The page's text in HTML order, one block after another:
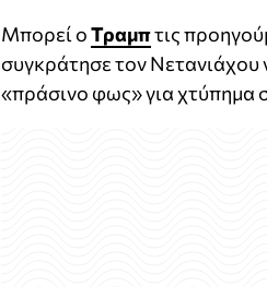
Μπορεί οΤραμπτις
συγκράτησε τον
«πράσινο φως» για χτύπημα